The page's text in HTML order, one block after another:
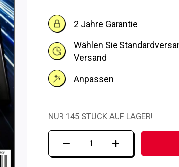
2 Jahre Garantie
Wählen Sie
Versand
Anpassen
NUR 145 STÜCK AUF LAGER!
Atari
2.